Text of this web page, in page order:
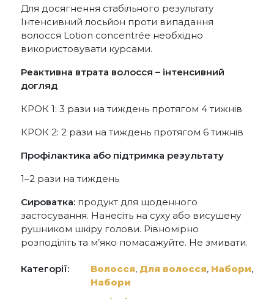
Для досягнення стабільного результату
Інтенсивний лосьйон проти випадання
волосся Lotion concentrée необхідно
використовувати курсами.
Реактивна втрата волосся – інтенсивний
догляд
КРОК 1: 3 рази на тиждень протягом 4 тижнів
КРОК 2: 2 рази на тиждень протягом 6 тижнів
Профілактика або підтримка результату
1–2 рази на тиждень
Сироватка: продукт для щоденного
застосування. Нанесіть на суху або висушену
рушником шкіру голови. Рівномірно
розподіліть та м’яко помасажуйте. Не змивати.
Категорії: Волосся, Для волосся, Набори,
Набори